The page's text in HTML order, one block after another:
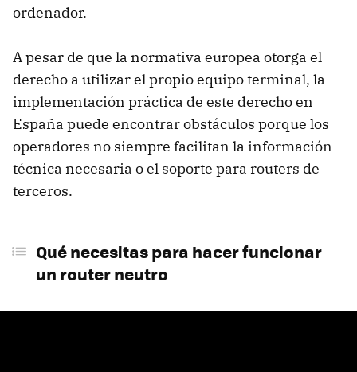
ordenador.
A pesar de que la normativa europea otorga el
derecho a utilizar el propio equipo terminal, la
implementación práctica de este derecho en
España puede encontrar obstáculos porque los
operadores no siempre facilitan la información
técnica necesaria o el soporte para routers de
terceros.
Qué necesitas para hacer funcionar
un router neutro